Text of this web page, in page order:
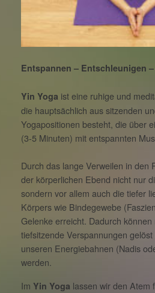
Entspannen – Entschleunigen
Yin Yoga ist eine ruhige und
die hauptsächlich aus sitzenden
Yogapositionen besteht, die über
(3-5 Minuten) mit entspannten
Durch das lange Verweilen in den
der körperlichen Ebend nicht nur
sondern vor allem auch die tiefer
Körpers wie Bindegewebe
Gelenke erreicht. Dadurch
tiefsitzende Verspannungen
unseren Energiebahnen (Nadis
werden.
Im Yin Yoga lassen wir den Atem